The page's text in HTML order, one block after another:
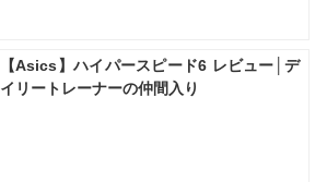
【Asics】ハイパースピード6 レビュー│デ
イリートレーナーの仲間入り